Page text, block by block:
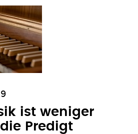
ist weniger
Predigt